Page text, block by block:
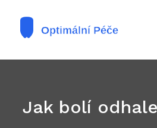
Jak bolí